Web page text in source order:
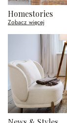
Homestories
Zobacz więcej